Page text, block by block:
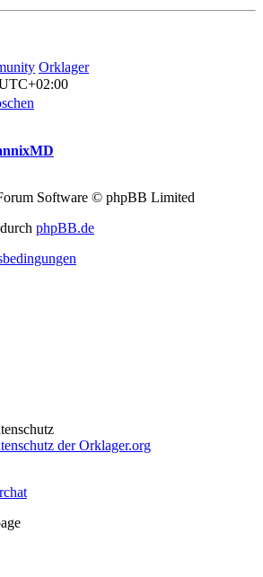
Orklager
Software © phpBB Limited
phpBB.de
der Orklager.org